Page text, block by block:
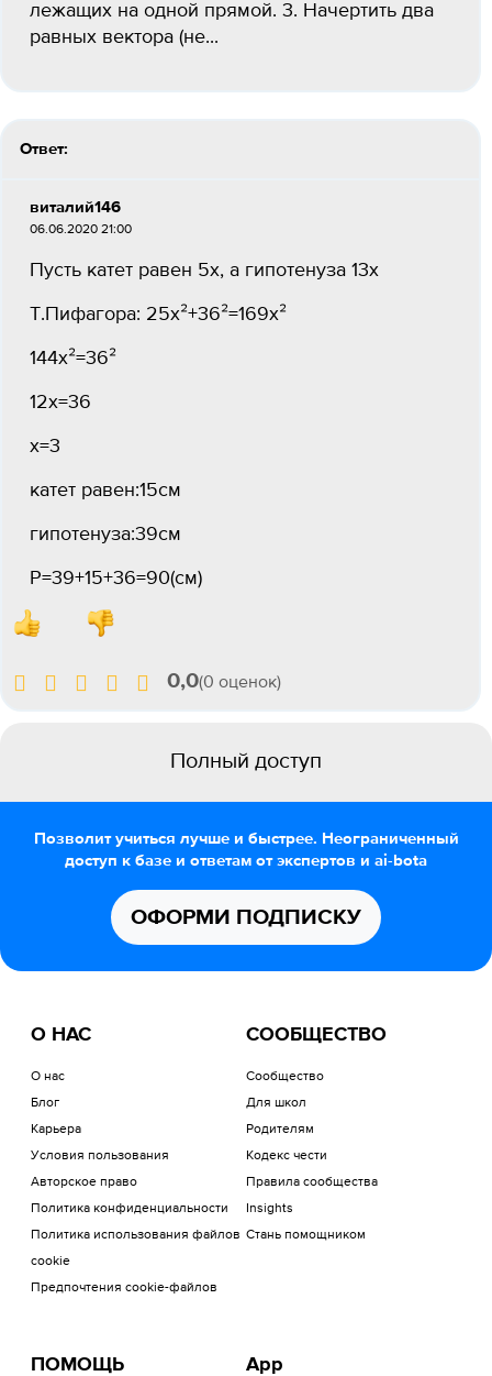
лежащих на одной прямой. 3. Начертить два
равных вектора (не...
Ответ:
виталий146
06.06.2020 21:00
Пусть катет равен 5х, а гипотенуза 13х
Т.Пифагора: 25х²+36²=169х²
144х²=36²
12х=36
х=3
катет равен:15см
гипотенуза:39см
Р=39+15+36=90(см)
0,0(0 оценок)
Полный доступ
Позволит учиться лучше и быстрее. Неограниченный
доступ к базе и ответам от экспертов и ai-bota
ОФОРМИ ПОДПИСКУ
О НАС
О нас
Блог
Карьера
Условия пользования
Авторское право
Политика конфиденциальности
Политика использования файлов
cookie
Предпочтения cookie-файлов
СООБЩЕСТВО
Сообщество
Для школ
Родителям
Кодекс чести
Правила сообщества
Insights
Стань помощником
ПОМОЩЬ App